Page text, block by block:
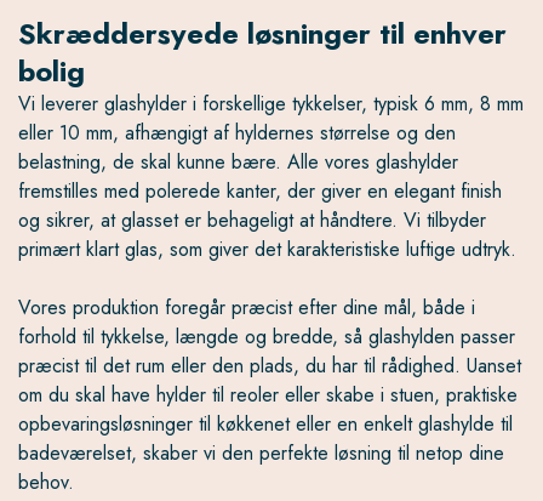
Skræddersyede løsninger til enhver
bolig
Vi leverer glashylder i forskellige tykkelser, typisk 6 mm, 8 mm
eller 10 mm, afhængigt af hyldernes størrelse og den
belastning, de skal kunne bære. Alle vores glashylder
fremstilles med polerede kanter, der giver en elegant finish
og sikrer, at glasset er behageligt at håndtere. Vi tilbyder
primært klart glas, som giver det karakteristiske luftige udtryk.
Vores produktion foregår præcist efter dine mål, både i
forhold til tykkelse, længde og bredde, så glashylden passer
præcist til det rum eller den plads, du har til rådighed. Uanset
om du skal have hylder til reoler eller skabe i stuen, praktiske
opbevaringsløsninger til køkkenet eller en enkelt glashylde til
badeværelset, skaber vi den perfekte løsning til netop dine
behov.